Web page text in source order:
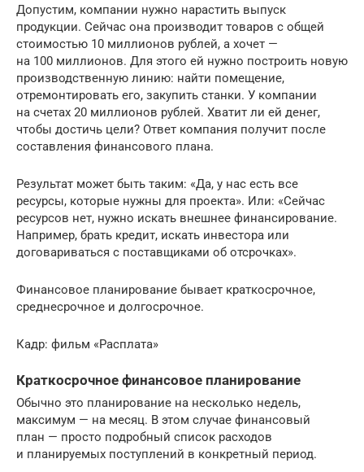
Допустим, компании нужно нарастить выпуск
продукции. Сейчас она производит товаров с общей
стоимостью 10 миллионов рублей, а хочет —
на 100 миллионов. Для этого ей нужно построить новую
производственную линию: найти помещение,
отремонтировать его, закупить станки. У компании
на счетах 20 миллионов рублей. Хватит ли ей денег,
чтобы достичь цели? Ответ компания получит после
составления финансового плана.
Результат может быть таким: «Да, у нас есть все
ресурсы, которые нужны для проекта». Или: «Сейчас
ресурсов нет, нужно искать внешнее финансирование.
Например, брать кредит, искать инвестора или
договариваться с поставщиками об отсрочках».
Финансовое планирование бывает краткосрочное,
среднесрочное и долгосрочное.
Кадр: фильм «Расплата»
Краткосрочное финансовое планирование
Обычно это планирование на несколько недель,
максимум — на месяц. В этом случае финансовый
план — просто подробный список расходов
и планируемых поступлений в конкретный период.